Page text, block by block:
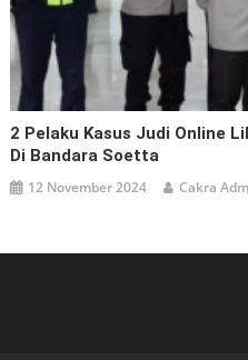
2 Pelaku Kasus Judi Online
Di Bandara Soetta
12 November 2024 Cakra